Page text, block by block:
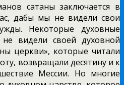
сатаны заключается в
дабы мы не видели свои
Некоторые духовные
видели своей духовной
церкви», которые читали
возвращали десятину и к
Мессии. Но многие